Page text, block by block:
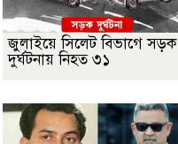
জুলাইয়ে সিলেট বিভাগে সড়ক
দুর্ঘটনায় নিহত ৩১